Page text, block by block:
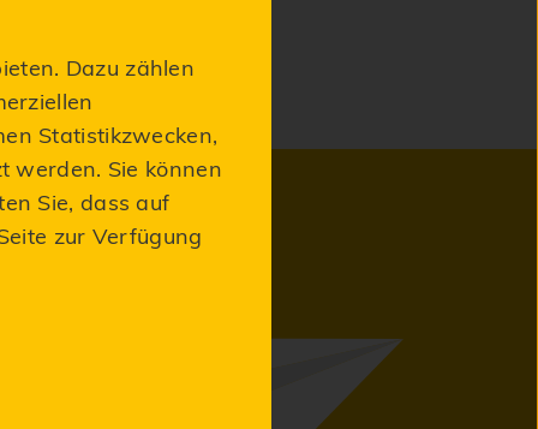
Dazu zählen
Statistikzwecken,
werden. Sie können
Sie, dass auf
zur Verfügung